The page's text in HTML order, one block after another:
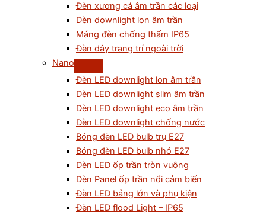
Đèn xương cá âm trần các loại
Đèn downlight lon âm trần
Máng đèn chống thấm IP65
Đèn dây trang trí ngoài trời
Nano
Đèn LED downlight lon âm trần
Đèn LED downlight slim âm trần
Đèn LED downlight eco âm trần
Đèn LED downlight chống nước
Bóng đèn LED bulb trụ E27
Bóng đèn LED bulb nhỏ E27
Đèn LED ốp trần tròn vuông
Đèn Panel ốp trần nổi cảm biến
Đèn LED bảng lớn và phụ kiện
Đèn LED flood Light – IP65